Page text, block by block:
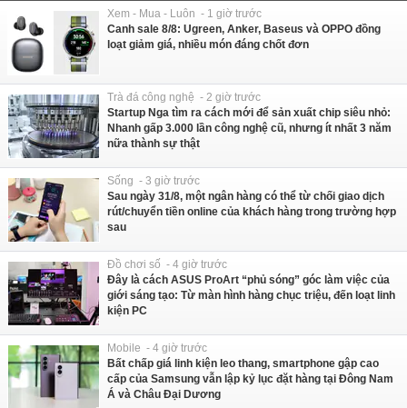
Xem - Mua - Luôn - 1 giờ trước
Canh sale 8/8: Ugreen, Anker, Baseus và OPPO đồng
loạt giảm giá, nhiều món đáng chốt đơn
Trà đá công nghệ - 2 giờ trước
Startup Nga tìm ra cách mới để sản xuất chip siêu nhỏ:
Nhanh gấp 3.000 lần công nghệ cũ, nhưng ít nhất 3 năm
nữa thành sự thật
Sống - 3 giờ trước
Sau ngày 31/8, một ngân hàng có thể từ chối giao dịch
rút/chuyển tiền online của khách hàng trong trường hợp
sau
Đồ chơi số - 4 giờ trước
Đây là cách ASUS ProArt “phủ sóng” góc làm việc của
giới sáng tạo: Từ màn hình hàng chục triệu, đến loạt linh
kiện PC
Mobile - 4 giờ trước
Bất chấp giá linh kiện leo thang, smartphone gập cao
cấp của Samsung vẫn lập kỷ lục đặt hàng tại Đông Nam
Á và Châu Đại Dương